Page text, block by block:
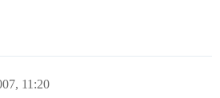
11:20